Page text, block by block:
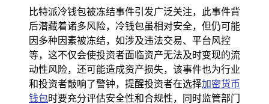
比特派冷钱包被冻结事件引发广泛关注，此事件背
后潜藏着诸多风险，冷钱包虽相对安全，但仍可能
因多种因素被冻结，如涉及违法交易、平台风控
等，这不仅会使投资者面临资产无法及时变现的流
动性风险，还可能造成资产损失，该事件也为行业
和投资者敲响了警钟，提醒投资者在选择加密货币
钱包时要充分评估安全性和合规性，同时监管部门